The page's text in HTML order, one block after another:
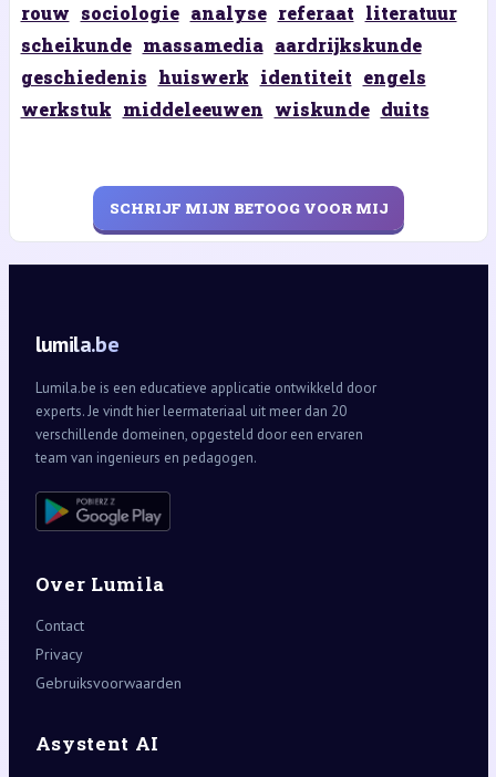
rouw sociologie analyse referaat literatuur
scheikunde massamedia aardrijkskunde
geschiedenis huiswerk identiteit engels
werkstuk middeleeuwen wiskunde duits
SCHRIJF MIJN BETOOG VOOR MIJ
lumila.be
Lumila.be is een educatieve applicatie ontwikkeld door
experts. Je vindt hier leermateriaal uit meer dan 20
verschillende domeinen, opgesteld door een ervaren
team van ingenieurs en pedagogen.
Over Lumila
Contact
Privacy
Gebruiksvoorwaarden
Asystent AI